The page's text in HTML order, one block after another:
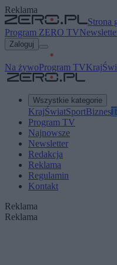
Reklama
Strona
Program ZERO TV
Zaloguj
Na żywoProgram TVKraj
Wszystkie kategorie
KrajŚwiatSportBiznes
Program TV
Najnowsze
Newsletter
Redakcja
Reklama
Regulamin
Kontakt
Reklama
Reklama